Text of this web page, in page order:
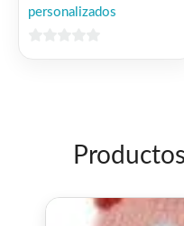
personalizados